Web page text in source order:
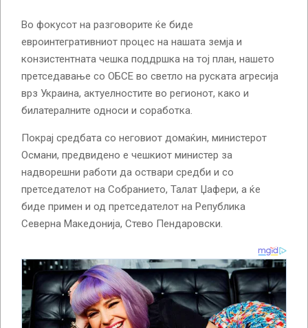
Во фокусот на разговорите ќе биде
евроинтегративниот процес на нашата земја и
конзистентната чешка поддршка на тој план, нашето
претседавање со ОБСЕ во светло на руската агресија
врз Украина, актуелностите во регионот, како и
билатералните односи и соработка.
Покрај средбата со неговиот домаќин, министерот
Османи, предвидено е чешкиот министер за
надворешни работи да оствари средби и со
претседателот на Собранието, Талат Џафери, а ќе
биде примен и од претседателот на Република
Северна Македонија, Стево Пендаровски.